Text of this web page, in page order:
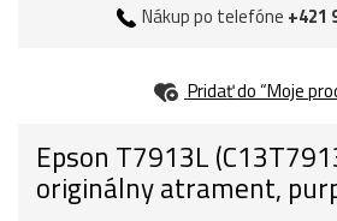
Nákup po telefóne +421
Pridať do “Moje
Epson T7913L
originálny atrament,